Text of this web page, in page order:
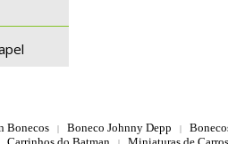
Bonecos | Boneco Johnny Depp |